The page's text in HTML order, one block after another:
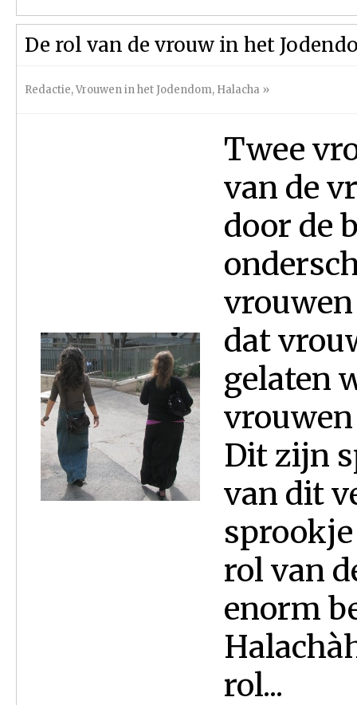
De rol van de vrouw in het
Redactie,Vrouwen in het Jodendom, Halacha »
Twee
van de
door de
dat
gelaten
Dit zijn
van dit
rol van
enorm
rol...